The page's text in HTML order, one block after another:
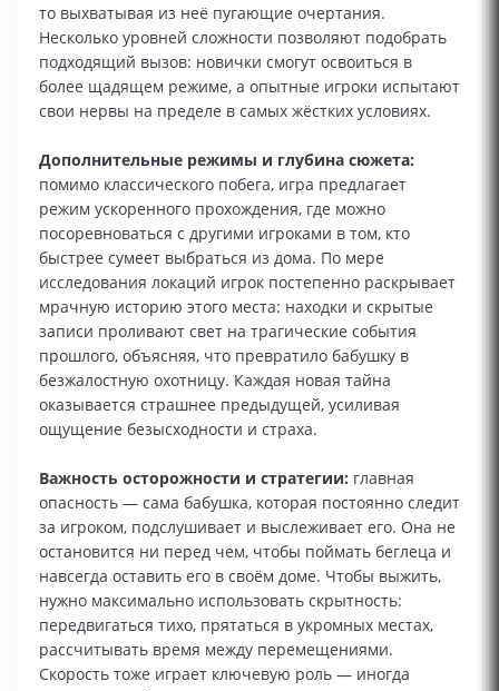
то выхватывая из неё пугающие очертания.
Несколько уровней сложности позволяют подобрать
подходящий вызов: новички смогут освоиться в
более щадящем режиме, а опытные игроки испытают
свои нервы на пределе в самых жёстких условиях.
Дополнительные режимы и глубина сюжета:
помимо классического побега, игра предлагает
режим ускоренного прохождения, где можно
посоревноваться с другими игроками в том, кто
быстрее сумеет выбраться из дома. По мере
исследования локаций игрок постепенно раскрывает
мрачную историю этого места: находки и скрытые
записи проливают свет на трагические события
прошлого, объясняя, что превратило бабушку в
безжалостную охотницу. Каждая новая тайна
оказывается страшнее предыдущей, усиливая
ощущение безысходности и страха.
Важность осторожности и стратегии: главная
опасность — сама бабушка, которая постоянно следит
за игроком, подслушивает и выслеживает его. Она не
остановится ни перед чем, чтобы поймать беглеца и
навсегда оставить его в своём доме. Чтобы выжить,
нужно максимально использовать скрытность:
передвигаться тихо, прятаться в укромных местах,
рассчитывать время между перемещениями.
Скорость тоже играет ключевую роль — иногда